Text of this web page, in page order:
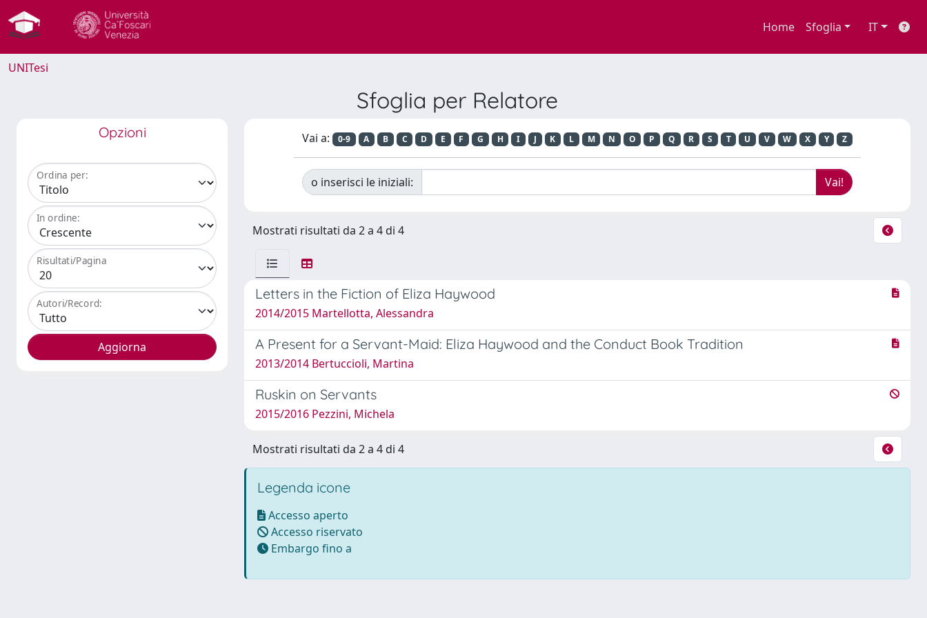
Home Sfoglia IT
UNITesi
Sfoglia per Relatore
Opzioni
Ordina per:
In ordine:
Risultati/Pagina
Autori/Record:
Vai a: 0-9 A B C D E F G H I J K L M N O P Q R S T U V W X Y Z
o inserisci le iniziali:
Mostrati risultati da 2 a 4 di 4
Letters in the Fiction of Eliza Haywood
2014/2015 Martellotta, Alessandra
A Present for a Servant-Maid: Eliza Haywood and the Conduct Book Tradition
2013/2014 Bertuccioli, Martina
Ruskin on Servants
2015/2016 Pezzini, Michela
Mostrati risultati da 2 a 4 di 4
Legenda icone
Accesso aperto
Accesso riservato
Embargo fino a